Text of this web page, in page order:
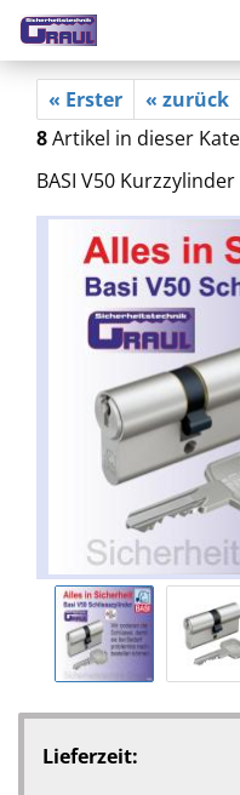
« Erster « zurück
8Artikel in dieser
BASI V50
Lieferzeit: